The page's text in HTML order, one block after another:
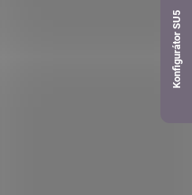
Konfigurátor SU5